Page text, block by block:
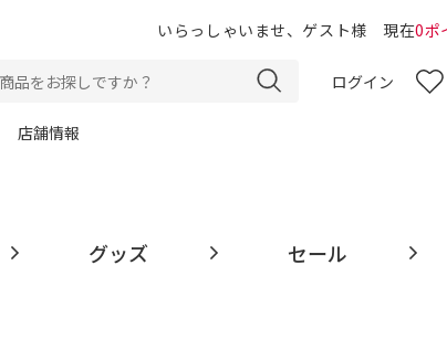
いらっしゃいませ、ゲスト様 現在0ポ
ログイン
店舗情報
グッズ セール